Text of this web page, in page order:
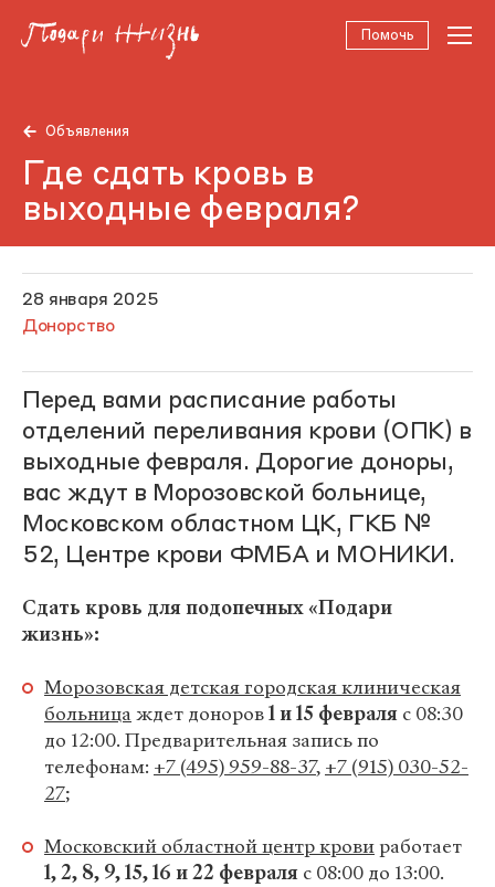
Помочь
Объявления
Где сдать кровь в
выходные февраля?
28 января 2025
Донорство
Перед вами расписание работы
отделений переливания крови (ОПК) в
выходные февраля. Дорогие доноры,
вас ждут в Морозовской больнице,
Московском областном ЦК, ГКБ №
52, Центре крови ФМБА и МОНИКИ.
Сдать кровь для подопечных «Подари
жизнь»:
Морозовская детская городская клиническая
больница ждет доноров1 и 15 февраля с 08:30
до 12:00. Предварительная запись по
телефонам: +7 (495) 959-88-37, +7 (915) 030-52-
27;
Московский областной центр кровиработает
1, 2, 8, 9, 15, 16 и 22 февраля с 08:00 до 13:00.